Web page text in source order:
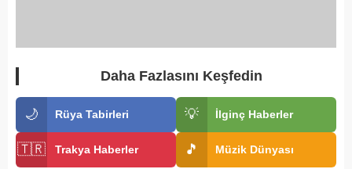
Daha Fazlasını Keşfedin
🌙 Rüya Tabirleri 💡 İlginç Haberler
🇹🇷 Trakya Haberler 🎵 Müzik Dünyası